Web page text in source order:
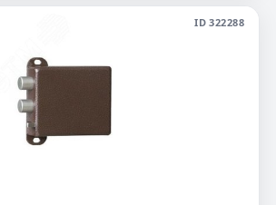
ID 322288